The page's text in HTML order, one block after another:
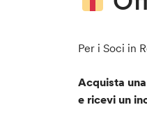
Per i Soci in
Acquista
e ricevi un